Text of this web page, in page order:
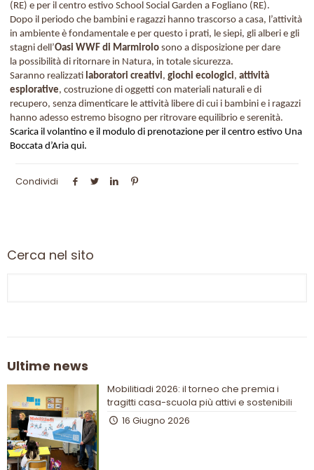
(RE) e per il centro estivo School Social Garden a Fogliano (RE).
Dopo il periodo che bambini e ragazzi hanno trascorso a casa, l’attività
in ambiente è fondamentale e per questo i prati, le siepi, gli alberi e gli
stagni dell’Oasi WWF di Marmirolo sono a disposizione per dare
la possibilità di ritornare in Natura, in totale sicurezza.
Saranno realizzati laboratori creativi,giochi ecologici,attività
esplorative, costruzione di oggetti con materiali naturali e di
recupero, senza dimenticare le attività libere di cui i bambini e i ragazzi
hanno adesso estremo bisogno per ritrovare equilibrio e serenità.
Scarica il volantino e il modulo di prenotazione per il centro estivo Una
Boccata d’Aria qui.
Condividi
Cerca nel sito
Ultime news
Mobilitiadi 2026: il torneo che premia i
tragitti casa-scuola più attivi e sostenibili
16 Giugno 2026